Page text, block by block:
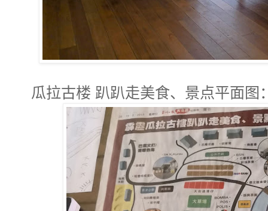
瓜拉古楼 趴趴走美食、景点平面图